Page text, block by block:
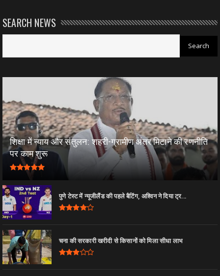
SEARCH NEWS
शिक्षा में न्याय और संतुलन: शहरी-ग्रामीण अंतर मिटाने की रणनीति
पर काम शुरू
पुणे टेस्ट में न्यूजीलैंड की पहले बैटिंग, अश्विन ने दिया ट्र...
चना की सरकारी खरीदी से किसानों को मिला सीधा लाभ